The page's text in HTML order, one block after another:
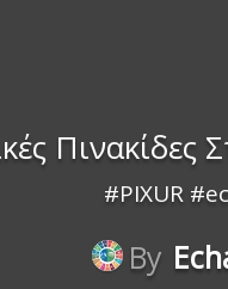
#PIXUR
By